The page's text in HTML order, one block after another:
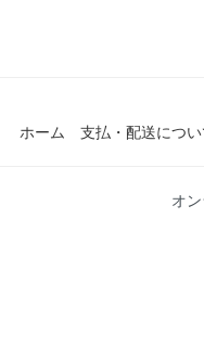
ホーム 支払・配送につい
オ